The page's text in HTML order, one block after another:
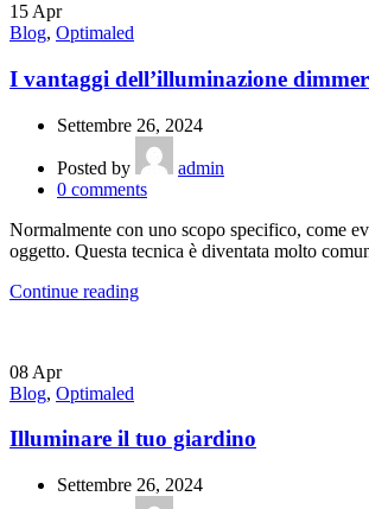
15 Apr
Blog, Optimaled
I vantaggi dell’illuminazione
Settembre 26, 2024
Posted by
admin
0 comments
Normalmente con uno scopo specifico, come
oggetto. Questa tecnica è diventata molto
Continue reading
08 Apr
Blog, Optimaled
Illuminare il tuo giardino
Settembre 26, 2024